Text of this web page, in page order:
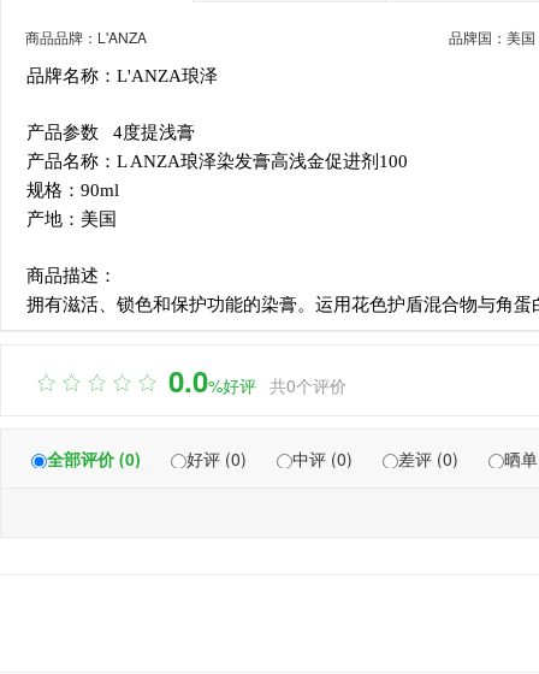
商品品牌：L'ANZA 品牌国：美国
品牌名称：L'ANZA琅泽
产品参数 4度提浅膏
产品名称：L ANZA琅泽染发膏高浅金促进剂100
规格：90ml
产地：美国
商品描述：
拥有滋活、锁色和保护功能的染膏。运用花色护盾混合物与角
 0.0%好评 共0个评价
全部评价 (0) 好评 (0) 中评 (0) 差评 (0) 晒